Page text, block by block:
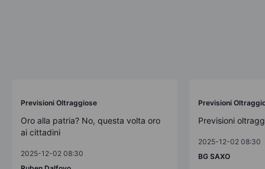
Previsioni Oltraggiose
Oro alla patria? No, questa volta oro
ai cittadini
2025-12-02 08:30
Previsioni
Previsioni
2025-12-02 08:30
BG SAXO